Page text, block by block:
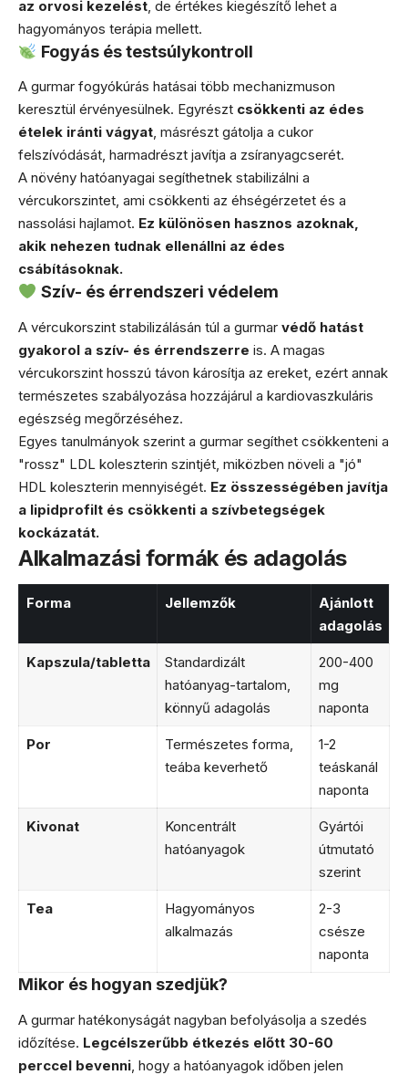
az orvosi kezelést, de értékes kiegészítő lehet a
hagyományos terápia mellett.
Fogyás és testsúlykontroll
A gurmar fogyókúrás hatásai több mechanizmuson
keresztül érvényesülnek. Egyrészt csökkenti az édes
ételek iránti vágyat, másrészt gátolja a cukor
felszívódását, harmadrészt javítja a zsíranyagcserét.
A növény hatóanyagai segíthetnek stabilizálni a
vércukorszintet, ami csökkenti az éhségérzetet és a
nassolási hajlamot. Ez különösen hasznos azoknak,
akik nehezen tudnak ellenállni az édes
csábításoknak.
Szív- és érrendszeri védelem
A vércukorszint stabilizálásán túl a gurmar védő hatást
gyakorol a szív- és érrendszerre is. A magas
vércukorszint hosszú távon károsítja az ereket, ezért annak
természetes szabályozása hozzájárul a kardiovaszkuláris
egészség megőrzéséhez.
Egyes tanulmányok szerint a gurmar segíthet csökkenteni a
"rossz" LDL koleszterin szintjét, miközben növeli a "jó"
HDL koleszterin mennyiségét. Ez összességében javítja
a lipidprofilt és csökkenti a szívbetegségek
kockázatát.
Alkalmazási formák és adagolás
Forma Jellemzők
Ajánlott
adagolás
Kapszula/tabletta
Standardizált
hatóanyag-tartalom,
könnyű adagolás
200-400
mg
naponta
Por
Természetes forma,
teába keverhető
1-2
teáskanál
naponta
Kivonat
Koncentrált
hatóanyagok
Gyártói
útmutató
szerint
Tea
Hagyományos
alkalmazás
2-3
csésze
naponta
Mikor és hogyan szedjük?
A gurmar hatékonyságát nagyban befolyásolja a szedés
időzítése. Legcélszerűbb étkezés előtt 30-60
perccel bevenni, hogy a hatóanyagok időben jelen